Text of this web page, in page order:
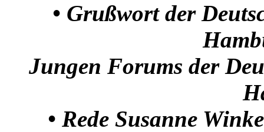
• Grußwort der
Jungen Forums der
• Rede Susanne